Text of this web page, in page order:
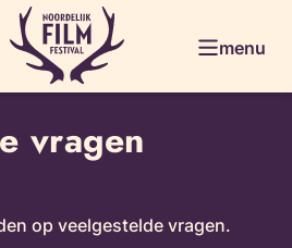
menu
vragen
op veelgestelde vragen.